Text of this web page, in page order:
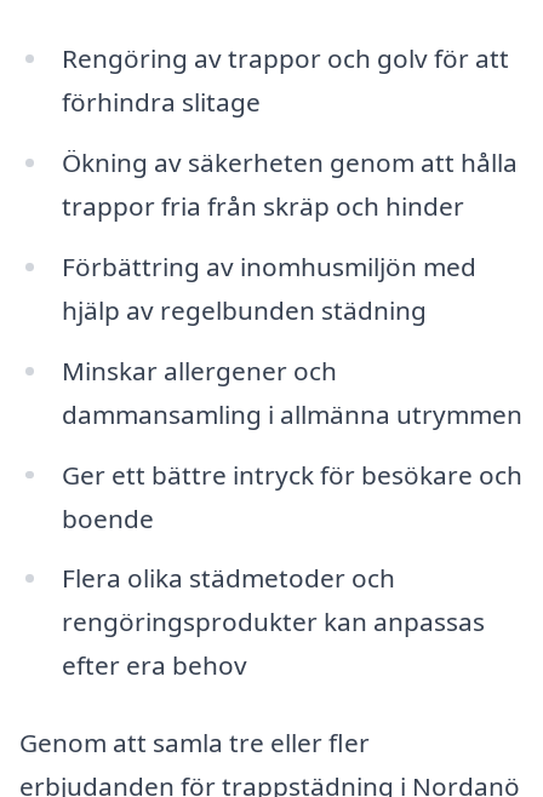
Rengöring av trappor och golv för att
förhindra slitage
Ökning av säkerheten genom att hålla
trappor fria från skräp och hinder
Förbättring av inomhusmiljön med
hjälp av regelbunden städning
Minskar allergener och
dammansamling i allmänna utrymmen
Ger ett bättre intryck för besökare och
boende
Flera olika städmetoder och
rengöringsprodukter kan anpassas
efter era behov
Genom att samla tre eller fler
erbjudanden för trappstädning i Nordanö